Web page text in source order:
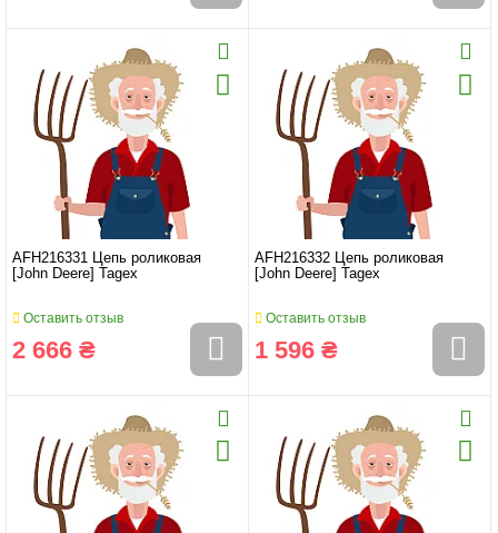
AFH216331 Цепь роликовая
[John Deere] Tagex
Оставить отзыв
2 666 ₴
AFH216332 Цепь роликовая
[John Deere] Tagex
Оставить отзыв
1 596 ₴